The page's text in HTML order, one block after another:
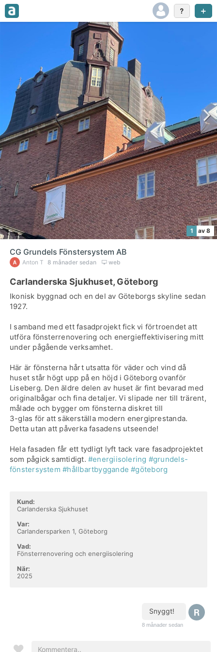
1 av 8
CG Grundels Fönstersystem AB
Anton T 8 månader sedan web
Carlanderska Sjukhuset, Göteborg
Ikonisk byggnad och en del av Göteborgs skyline sedan
1927.
I samband med ett fasadprojekt fick vi förtroendet att
utföra fönsterrenovering och energieffektivisering mitt
under pågående verksamhet.
Här är fönsterna hårt utsatta för väder och vind då
huset står högt upp på en höjd i Göteborg ovanför
Liseberg. Den äldre delen av huset är fint bevarad med
originalbågar och fina detaljer. Vi slipade ner till trärent,
målade och bygger om fönsterna diskret till
3-glas för att säkerställa modern energiprestanda.
Detta utan att påverka fasadens utseende!
Hela fasaden får ett tydligt lyft tack vare fasadprojektet
som pågick samtidigt. #energiisolering #grundels-
fönstersystem #hållbartbyggande #göteborg
Kund:
Carlanderska Sjukhuset
Var:
Carlandersparken 1, Göteborg
Vad:
Fönsterrenovering och energiisolering
När:
2025
Snyggt!
8 månader sedan